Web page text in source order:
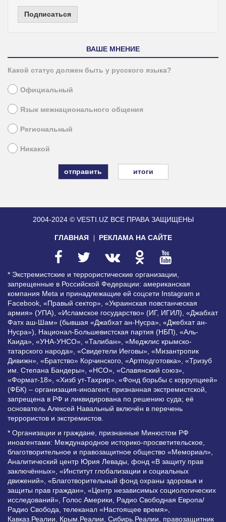
Подписаться
ВАШЕ МНЕНИЕ
Какой статус должен быть у русского языка?
Официальный
Язык межнационального общения
Региональный
Никакой
итоги
2004-2024 © VESTI.UZ ВСЕ ПРАВА ЗАЩИЩЕНЫ
ГЛАВНАЯ РЕКЛАМА НА САЙТЕ
* Экстремистские и террористические организации,
запрещенные в Российской Федерации: американская
компания Meta и принадлежащие ей соцсети Instagram и
Facebook, «Правый сектор», «Украинская повстанческая
армия» (УПА), «Исламское государство» (ИГ, ИГИЛ), «Джабхат
Фатх аш-Шам» (бывшая «Джабхат ан-Нусра», «Джебхат ан-
Нусра»), Национал-Большевистская партия (НБП), «Аль-
Каида», «УНА-УНСО», «Талибан», «Меджлис крымско-
татарского народа», «Свидетели Иеговы», «Мизантропик
Дивижн», «Братство» Корчинского, «Артподготовка», «Тризуб
им. Степана Бандеры», «НСО», «Славянский союз»,
«Формат-18», «Хизб ут-Тахрир», «Фонд борьбы с коррупцией»
(ФБК) – организация-иноагент, признанная экстремистской,
запрещена в РФ и ликвидирована по решению суда; её
основатель Алексей Навальный включён в перечень
террористов и экстремистов.
* Организации и граждане, признанные Минюстом РФ
иноагентами: Международное историко-просветительское,
благотворительное и правозащитное общество «Мемориал»,
Аналитический центр Юрия Левады, фонд «В защиту прав
заключённых», «Институт глобализации и социальных
движений», «Благотворительный фонд охраны здоровья и
защиты прав граждан», «Центр независимых социологических
исследований», Голос Америки, Радио Свободная Европа/
Радио Свобода, телеканал «Настоящее время»,
Кавказ.Реалии, Крым.Реалии, Сибирь.Реалии, правозащитник